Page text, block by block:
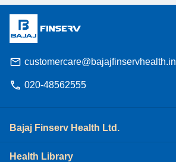
customercare@bajajfinservhealth.in
020-48562555
Bajaj Finserv Health Ltd.
Health Library